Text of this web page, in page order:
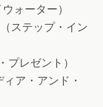
ォーター）
ステップ・イン
レゼント）
ア・アンド・